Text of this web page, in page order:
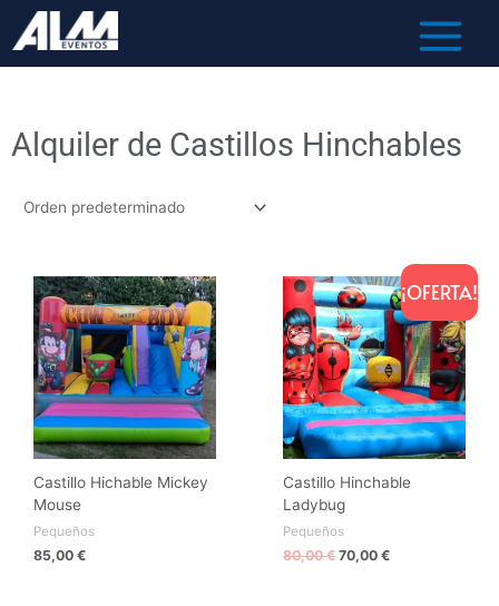
Alquiler de Castillos Hinchables
Castillo Hichable Mickey
Mouse
Pequeños
85,00 €
¡OFERTA!
Castillo Hinchable
Ladybug
Pequeños
80,00€
precio
original
era:
80,00 €.
70,00 €
precio
actual
es:
70,00 €.